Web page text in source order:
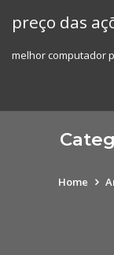
preço das
melhor computador
Home